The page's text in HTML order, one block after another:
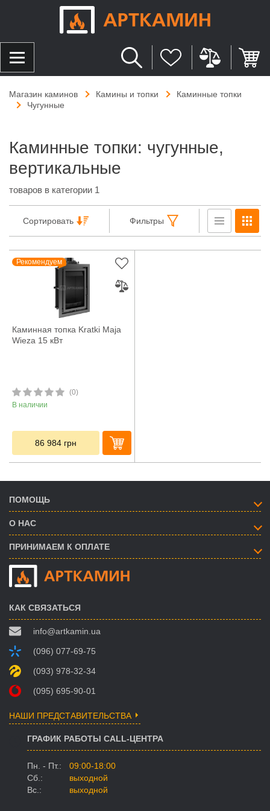
Магазин каминов Камины и топки
Каминные топки
Чугунные
Каминные топки: чугунные,
вертикальные
товаров в категории 1
Сортировать Фильтры
Рекомендуем
Каминная топка Kratki Maja
Wieza 15 кВт
(0)
В наличии
86 984 грн
ПОМОЩЬ
О НАС
ПРИНИМАЕМ К ОПЛАТЕ
КАК СВЯЗАТЬСЯ
info@artkamin.ua
(096) 077-69-75
(093) 978-32-34
(095) 695-90-01
НАШИ ПРЕДСТАВИТЕЛЬСТВА
ГРАФИК РАБОТЫ CALL-ЦЕНТРА
Пн. - Пт.:
09:00-18:00
Сб.:
выходной
Вс.:
выходной